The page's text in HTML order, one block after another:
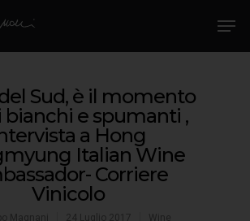
Sud, è il momento
bianchi e spumanti ,
a Hong
Italian Wine
Corriere
Vinicolo
Magnani 24 Luglio 2017
Wine